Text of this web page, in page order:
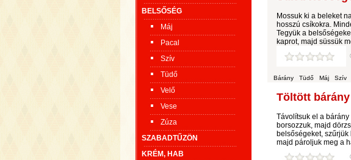
BELSŐSÉG
Máj
Pacal
Szív
Tüdő
Velő
Vese
Zúza
SZABADTŰZÖN
KRÉM, HAB
Mossuk ki a beleket
hosszú csíkokra.
Tegyük a
kaprot, majd süssük
Bárány Tüdő Máj Szív
Töltött bárány
Távolítsuk el a bárány
borsozzuk, majd
belsőségeket,
majd pároljuk meg a